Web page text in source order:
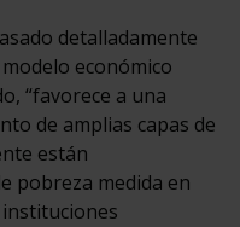
detalladamente
económico
“favorece a una
de amplias capas de
están
pobreza medida en